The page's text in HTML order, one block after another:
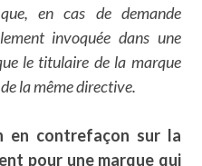
en cas de demande
invoquée dans une
le titulaire de la marque
la même directive.
en contrefaçon sur la
pour une marque qui